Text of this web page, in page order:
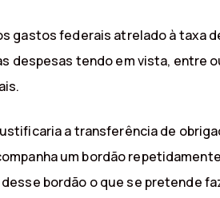
gastos federais atrelado à taxa
despesas tendo em vista, entre
a transferência de
um bordão repetidamente
bordão o que se pretende